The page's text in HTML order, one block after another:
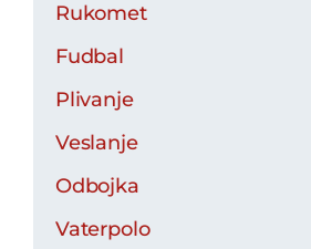
Rukomet
Fudbal
Plivanje
Veslanje
Odbojka
Vaterpolo